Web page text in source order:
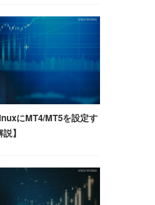
にMT4/MT5を設定す
】